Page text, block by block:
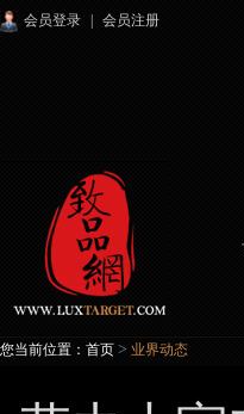
会员登录 会员注册
您当前位置： 首页 > 业界动态